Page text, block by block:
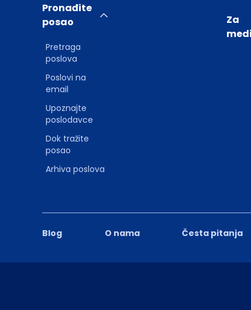
Blog O nama Česta pitanja
Pronađite
posao
Pretraga
poslova
Poslovi na
email
Upoznajte
poslodavce
Dok tražite
posao
Arhiva poslova
Za